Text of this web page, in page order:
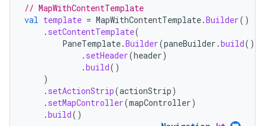
// MapWithContentTemplate
val template = MapWithContentTemplate.Builder()
. setContentTemplate(
PaneTemplate.Builder(paneBuilder .build())
. setHeader(header)
.build()
)
. setActionStrip(actionStrip)
. setMapController(mapController)
.build()